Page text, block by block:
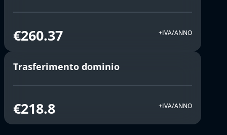
€260.37 +IVA/ANNO
Trasferimento dominio
€218.8 +IVA/ANNO